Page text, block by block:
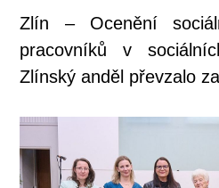
Zlín – Ocenění
pracovníků v
Zlínský anděl převzalo